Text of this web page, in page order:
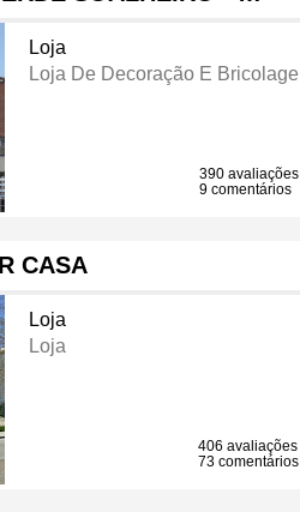
Loja
Loja De Decoração E Bricolage
390 avaliações
9 comentários
CASA
Loja
Loja
406 avaliações
73 comentários